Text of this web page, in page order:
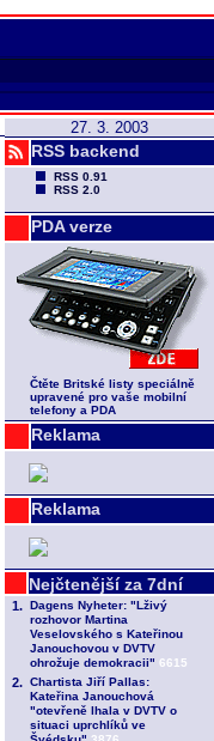
27. 3. 2003
RSS backend
RSS 0.91
RSS 2.0
PDA verze
Čtěte Britské listy speciálně
upravené pro vaše mobilní
telefony a PDA
Reklama
Reklama